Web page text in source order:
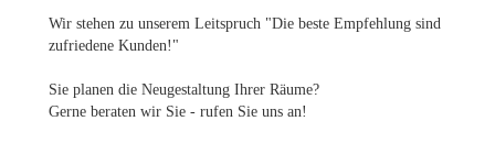
Wir stehen zu unserem Leitspruch "Die beste Empfehlung sind
zufriedene Kunden!"
Sie planen die Neugestaltung Ihrer Räume?
Gerne beraten wir Sie - rufen Sie uns an!